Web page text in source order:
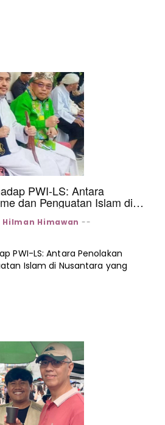
PWI-LS: Antara
dan Penguatan Islam di
lil 'alamin
Hilman Himawan --
PWI-LS: Antara Penolakan
Islam di Nusantara yang